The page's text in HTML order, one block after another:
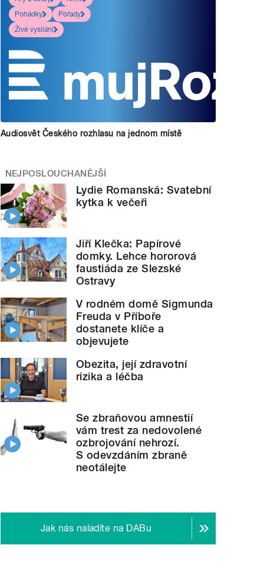
Pohádky
Pořady
Živé vysílání
Audiosvět Českého rozhlasu na jednom místě
NEJPOSLOUCHANĚJŠÍ
Lydie Romanská: Svatební
kytka k večeři
Jiří Klečka: Papírové
domky. Lehce hororová
faustiáda ze Slezské
Ostravy
V rodném domě Sigmunda
Freuda v Příboře
dostanete klíče a
objevujete
Obezita, její zdravotní
rizika a léčba
Se zbraňovou amnestií
vám trest za nedovolené
ozbrojování nehrozí.
S odevzdáním zbraně
neotálejte
Jak nás naladíte na DABu